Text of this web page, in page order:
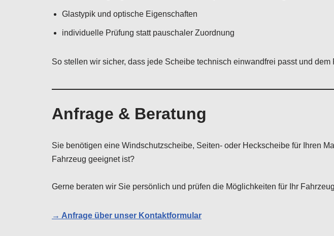
Glastypik und optische Eigenschaften
individuelle Prüfung statt pauschaler Zuordnung
So stellen wir sicher, dass jede Scheibe technisch einwandfrei passt und
Anfrage & Beratung
Sie benötigen eine Windschutzscheibe, Seiten- oder Heckscheibe für Ihren
Fahrzeug geeignet ist?
Gerne beraten wir Sie persönlich und prüfen die Möglichkeiten für Ihr
→ Anfrage über unser Kontaktformular